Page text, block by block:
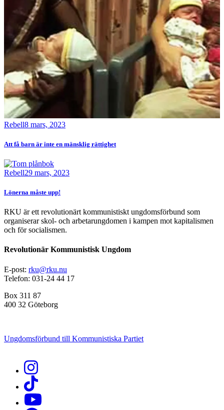
Rebell8 mars, 2023
Att få barn är inte en mänsklig rättighet
Bild
Rebell29 mars, 2023
Lönerna måste upp!
RKU är ett revolutionärt kommunistiskt ungdomsförbund som
organiserar skol- och arbetarungdomen i kampen mot kapitalismen
och för socialismen.
Revolutionär Kommunistisk Ungdom
E-post: rku@rku.nu
Telefon: 031-24 44 17
Box 311 87
400 32 Göteborg
Ungdomsförbund till Kommunistiska Partiet